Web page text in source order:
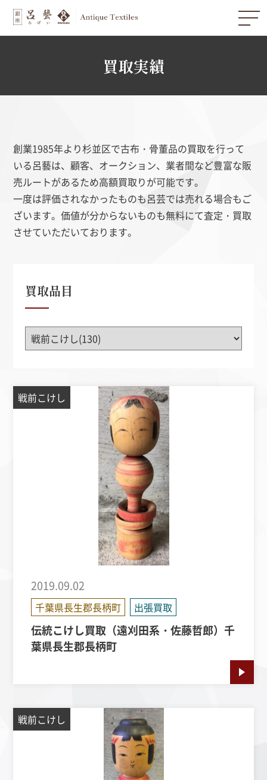
買取実績
創業1985年より杉並区で古布・骨董品の買取を行って
いる呂藝は、顧客、オークション、業者間など豊富な販
売ルートがあるため高額買取りが可能です。
一度は評価されなかったものも呂芸では売れる場合もご
ざいます。価値が分からないものも無料にて査定・買取
させていただいております。
買取品目
戦前こけし
2019.09.02
千葉県長生郡長柄町 出張買取
伝統こけし買取（遠刈田系・佐藤哲郎）千
葉県長生郡長柄町
戦前こけし